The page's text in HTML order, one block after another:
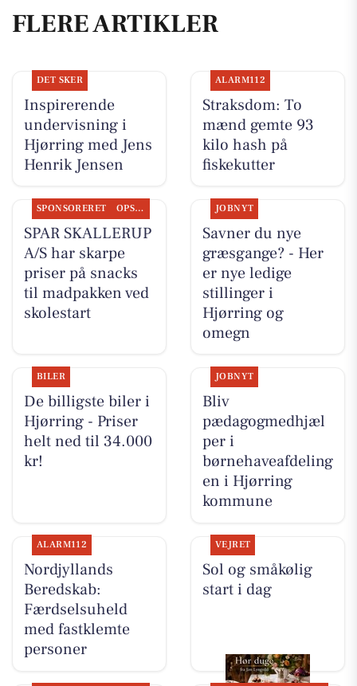
FLERE ARTIKLER
DET SKER
Inspirerende
undervisning i
Hjørring med Jens
Henrik Jensen
ALARM112
Straksdom: To
mænd gemte 93
kilo hash på
fiskekutter
SPONSORERET OPSLAGSTAVLEN
SPAR SKALLERUP
A/S har skarpe
priser på snacks
til madpakken ved
skolestart
JOBNYT
Savner du nye
græsgange? - Her
er nye ledige
stillinger i
Hjørring og
omegn
BILER
De billigste biler i
Hjørring - Priser
helt ned til 34.000
kr!
JOBNYT
Bliv
pædagogmedhjæl
per i
børnehaveafdeling
en i Hjørring
kommune
ALARM112
Nordjyllands
Beredskab:
Færdselsuheld
med fastklemte
personer
VEJRET
Sol og småkølig
start i dag